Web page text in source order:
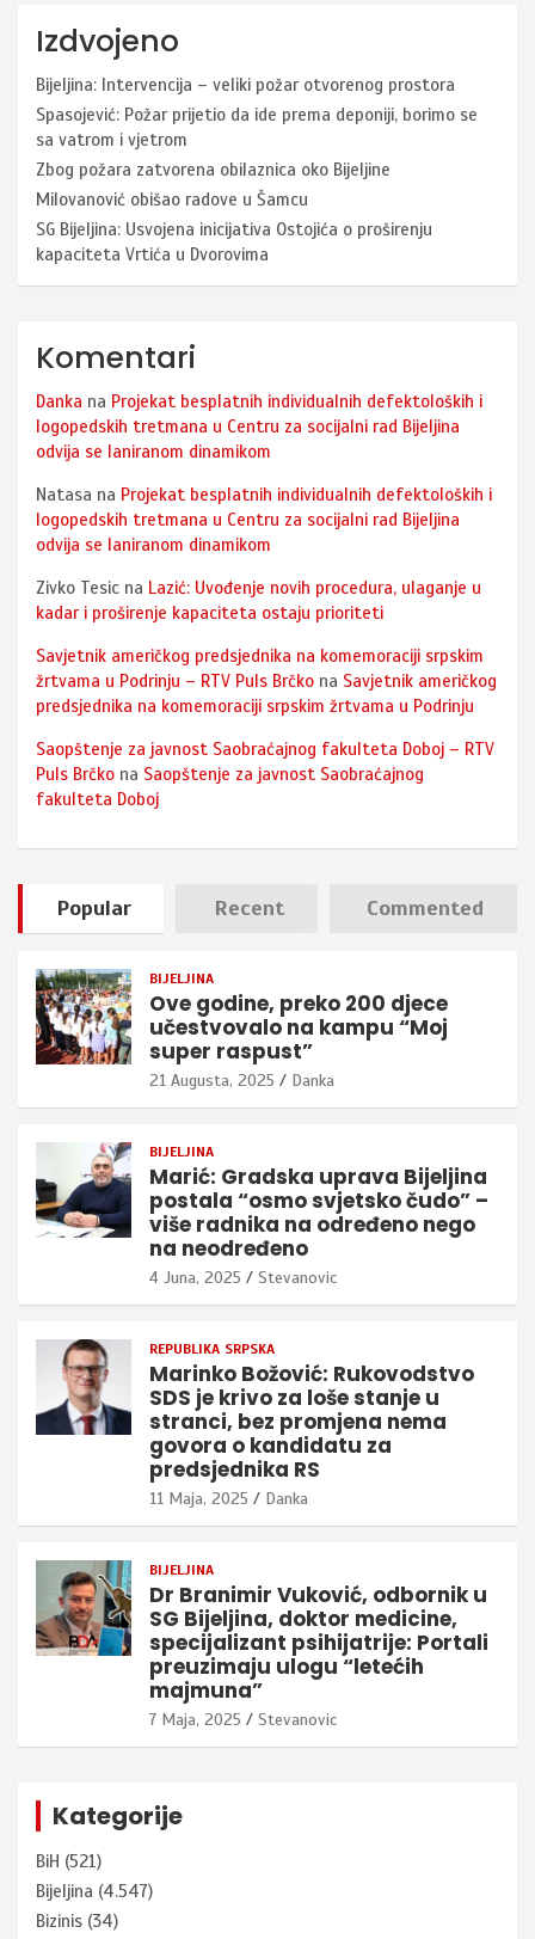
Izdvojeno
Bijeljina: Intervencija – veliki požar otvorenog prostora
Spasojević: Požar prijetio da ide prema deponiji, borimo se
sa vatrom i vjetrom
Zbog požara zatvorena obilaznica oko Bijeljine
Milovanović obišao radove u Šamcu
SG Bijeljina: Usvojena inicijativa Ostojića o proširenju
kapaciteta Vrtića u Dvorovima
Komentari
Danka na Projekat besplatnih individualnih defektoloških i
logopedskih tretmana u Centru za socijalni rad Bijeljina
odvija se laniranom dinamikom
Natasa na Projekat besplatnih individualnih defektoloških i
logopedskih tretmana u Centru za socijalni rad Bijeljina
odvija se laniranom dinamikom
Zivko Tesic na Lazić: Uvođenje novih procedura, ulaganje u
kadar i proširenje kapaciteta ostaju prioriteti
Savjetnik američkog predsjednika na komemoraciji srpskim
žrtvama u Podrinju – RTV Puls Brčko na Savjetnik američkog
predsjednika na komemoraciji srpskim žrtvama u Podrinju
Saopštenje za javnost Saobraćajnog fakulteta Doboj – RTV
Puls Brčko na Saopštenje za javnost Saobraćajnog
fakulteta Doboj
Popular Recent Commented
BIJELJINA
Ove godine, preko 200 djece
učestvovalo na kampu “Moj
super raspust”
21 Augusta, 2025 Danka
BIJELJINA
Marić: Gradska uprava Bijeljina
postala “osmo svjetsko čudo” –
više radnika na određeno nego
na neodređeno
4 Juna, 2025 Stevanovic
REPUBLIKA SRPSKA
Marinko Božović: Rukovodstvo
SDS je krivo za loše stanje u
stranci, bez promjena nema
govora o kandidatu za
predsjednika RS
11 Maja, 2025 Danka
BIJELJINA
Dr Branimir Vuković, odbornik u
SG Bijeljina, doktor medicine,
specijalizant psihijatrije: Portali
preuzimaju ulogu “letećih
majmuna”
7 Maja, 2025 Stevanovic
Kategorije
BiH (521)
Bijeljina (4.547)
Bizinis (34)